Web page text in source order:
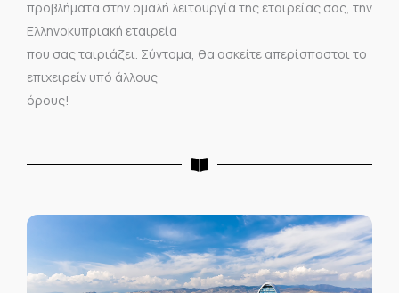
προβλήματα στην ομαλή λειτουργία της εταιρείας σας, την
Ελληνοκυπριακή εταιρεία
που σας ταιριάζει. Σύντομα, θα ασκείτε απερίσπαστοι το
επιχειρείν υπό άλλους
όρους!